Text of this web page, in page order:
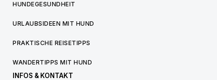
HUNDEGESUNDHEIT
URLAUBSIDEEN MIT HUND
PRAKTISCHE REISETIPPS
WANDERTIPPS MIT HUND
INFOS & KONTAKT